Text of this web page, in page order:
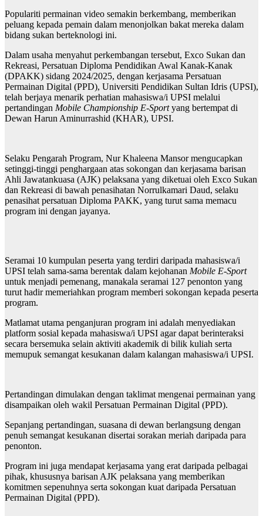
Populariti permainan video semakin berkembang, memberikan
peluang kepada pemain dalam menonjolkan bakat mereka dalam
bidang sukan berteknologi ini.
Dalam usaha menyahut perkembangan tersebut, Exco Sukan dan
Rekreasi, Persatuan Diploma Pendidikan Awal Kanak-Kanak
(DPAKK) sidang 2024/2025, dengan kerjasama Persatuan
Permainan Digital (PPD), Universiti Pendidikan Sultan Idris (UPSI),
telah berjaya menarik perhatian mahasiswa/i UPSI melalui
pertandingan Mobile Championship E-Sportyang bertempat di
Dewan Harun Aminurrashid (KHAR), UPSI.
Selaku Pengarah Program, Nur Khaleena Mansor mengucapkan
setinggi-tinggi penghargaan atas sokongan dan kerjasama barisan
Ahli Jawatankuasa (AJK) pelaksana yang diketuai oleh Exco Sukan
dan Rekreasi di bawah penasihatan Norrulkamari Daud, selaku
penasihat persatuan Diploma PAKK, yang turut sama memacu
program ini dengan jayanya.
Seramai 10 kumpulan peserta yang terdiri daripada mahasiswa/i
UPSI telah sama-sama berentak dalam kejohanan Mobile E-Sport
untuk menjadi pemenang, manakala seramai 127 penonton yang
turut hadir memeriahkan program memberi sokongan kepada peserta
program.
Matlamat utama penganjuran program ini adalah menyediakan
platform sosial kepada mahasiswa/i UPSI agar dapat berinteraksi
secara bersemuka selain aktiviti akademik di bilik kuliah serta
memupuk semangat kesukanan dalam kalangan mahasiswa/i UPSI.
Pertandingan dimulakan dengan taklimat mengenai permainan yang
disampaikan oleh wakil Persatuan Permainan Digital (PPD).
Sepanjang pertandingan, suasana di dewan berlangsung dengan
penuh semangat kesukanan disertai sorakan meriah daripada para
penonton.
Program ini juga mendapat kerjasama yang erat daripada pelbagai
pihak, khususnya barisan AJK pelaksana yang memberikan
komitmen sepenuhnya serta sokongan kuat daripada Persatuan
Permainan Digital (PPD).